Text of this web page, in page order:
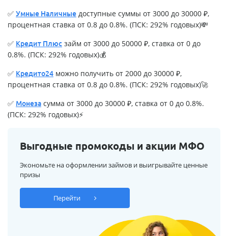
✅ Умные Наличные доступные суммы от 3000 до 30000 ₽,
процентная ставка от 0.8 до 0.8%. (ПСК: 292% годовых)💸
✅ Кредит Плюс займ от 3000 до 50000 ₽, ставка от 0 до
0.8%. (ПСК: 292% годовых)💰
✅ Кредито24 можно получить от 2000 до 30000 ₽,
процентная ставка от 0.8 до 0.8%. (ПСК: 292% годовых)🚀
✅ Монеза сумма от 3000 до 30000 ₽, ставка от 0 до 0.8%.
(ПСК: 292% годовых)⚡
Выгодные промокоды и акции МФО
Экономьте на оформлении займов и выигрывайте ценные
призы
Перейти